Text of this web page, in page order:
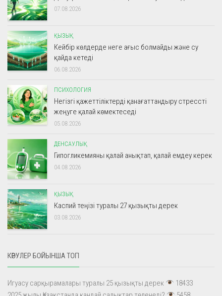
07.08.2026
ҚЫЗЫҚ
Кейбір көлдерде неге ағыс болмайды және су
қайда кетеді
06.08.2026
ПСИХОЛОГИЯ
Негізгі қажеттіліктерді қанағаттандыру стрессті
жеңуге қалай көмектеседі
05.08.2026
ДЕНСАУЛЫҚ
Гипогликемияны қалай анықтап, қалай емдеу керек
04.08.2026
ҚЫЗЫҚ
Каспий теңізі туралы 27 қызықты дерек
03.08.2026
КӨРУЛЕР БОЙЫНША ТОП
Игуасу сарқырамалары туралы 25 қызықты дерек
18433